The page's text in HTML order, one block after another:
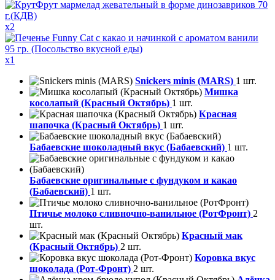
x2
x1
Snickers minis (MARS) 1 шт.
Мишка
косолапый (Красный Октябрь) 1 шт.
Красная
шапочка (Красный Октябрь) 1 шт.
Бабаевские шоколадный вкус (Бабаевский) 1 шт.
Бабаевские оригинальные с фундуком и какао
(Бабаевский) 1 шт.
Птичье молоко сливночно-ванильное (РотФронт) 2
шт.
Красный мак
(Красный Октябрь) 2 шт.
Коровка вкус
шоколада (Рот-Фронт) 2 шт.